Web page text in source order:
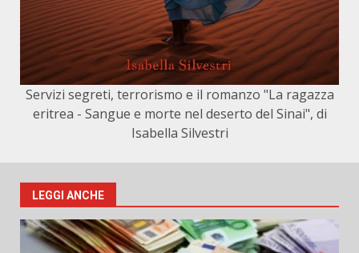
Servizi segreti, terrorismo e il romanzo "La ragazza
eritrea - Sangue e morte nel deserto del Sinai", di
Isabella Silvestri
LEGGI ANCHE